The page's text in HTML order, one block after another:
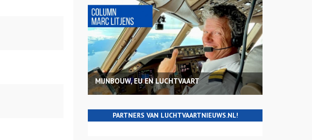
MIJNBOUW, EU EN LUCHTVAART
PARTNERS VAN LUCHTVAARTNIEUWS.NL!